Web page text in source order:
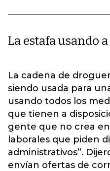
La estafa usando
La cadena de
siendo usada para
usando todos los
que tienen a
gente que no crea
laborales que piden
administrativos”.
envían ofertas de